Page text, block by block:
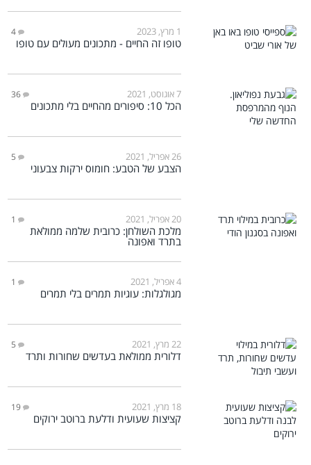
1 מרץ, 2023 4
טופו זה החיים - מתכונים מעולים עם טופו
7 אוגוסט, 2021 36
הכל 10: סיפורים מהחיים בלי מתכונים
26 אפריל, 2021 5
הצבע של הטבע: חומוס ירקות צבעוני
20 אפריל, 2021 1
מלכת השולחן: כרובית שלמה ממולאת
בתרד ואפונה
4 אפריל, 2021 1
מגולגלות: עוגיות תמרים בלי תמרים
22 מרץ, 2021 5
דלורית ממולאת בעדשים שחורות ותרד
18 מרץ, 2021 19
קציצות שעועית ודלעת ברוטב ירוקים